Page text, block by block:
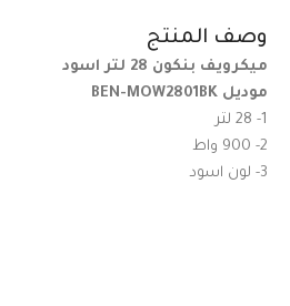
وصف المنتج
ميكرويف بنكون 28 لتر اسود
موديل BEN-MOW2801BK
1- 28 لتر
2- 900 واط
3- لون اسود